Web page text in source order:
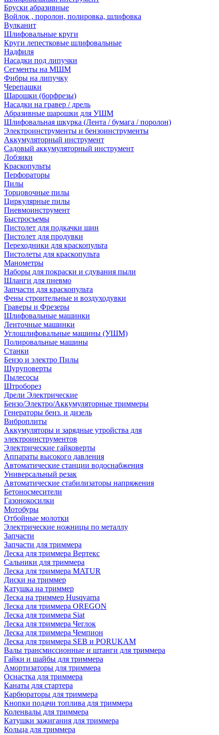
Бруски абразивные
Войлок , поролон, полировка, шлифовка
Вулканит
Шлифовальные круги
Круги лепестковые шлифовальные
Надфиля
Насадки под липучки
Сегменты на МШМ
Фибры на липучку
Черепашки
Шарошки (борфрезы)
Насадки на гравер / дрель
Абразивные шарошки для УШМ
Шлифовальная шкурка (Лента / бумага / поролон)
Электроинструменты и бензоинструменты
Аккумуляторный инструмент
Садовый аккумуляторный инструмент
Лобзики
Краскопульты
Перфораторы
Пилы
Торцовочные пилы
Циркулярные пилы
Пневмоинструмент
Быстросъемы
Пистолет для подкачки шин
Пистолет для продувки
Переходники для краскопульта
Пистолеты для краскопульта
Манометры
Наборы для покраски и сдувания пыли
Шланги для пневмо
Запчасти для краскопульта
Фены строительные и воздуходувки
Граверы и Фрезеры
Шлифовальные машинки
Ленточные машинки
Углошлифовальные машины (УШМ)
Полировальные машины
Станки
Бензо и электро Пилы
Шуруповерты
Пылесосы
Штроборез
Дрели Электрические
Бензо/Электро/Аккумуляторные триммеры
Генераторы бенз. и дизель
Виброплиты
Аккумуляторы и зарядные утройства для
электроинструментов
Электрические гайковерты
Аппараты высокого давления
Автоматические станции водоснабжения
Универсальный резак
Автоматические стабилизаторы напряжения
Бетоносмесители
Газонокосилки
Мотобуры
Отбойные молотки
Электрические ножницы по металлу
Запчасти
Запчасти для триммера
Леска для триммера Вертекс
Сальники для триммера
Леска для триммера MATUR
Диски на триммер
Катушка на триммер
Леска на триммер Husqvarna
Леска для триммера OREGON
Леска для триммера Siat
Леска для триммера Чеглок
Леска для триммера Чемпион
Леска для триммера SEB и PORUKAM
Валы трансмиссионные и штанги для триммера
Гайки и шайбы для триммера
Амортизаторы для триммера
Оснастка для триммера
Канаты для стартера
Карбюраторы для триммера
Кнопки подачи топлива для триммера
Коленвалы для триммера
Катушки зажигания для триммера
Кольца для триммера